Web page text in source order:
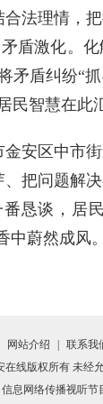
法理情，
盾激化。
矛盾纠纷“
民智慧在此
安区中市街
把问题解
恳谈，居
蔚然成风
网站介绍 | 联系我
在线版权所有 未经
息网络传播视听节